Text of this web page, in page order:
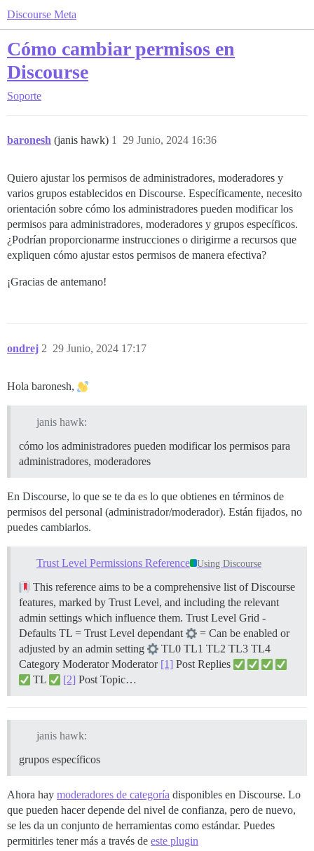
Discourse Meta
Cómo cambiar permisos en
Discourse
Soporte
baronesh (janis hawk) 29 Junio, 2024 16:36
1
Quiero ajustar los permisos de administradores, moderadores y
varios grupos establecidos en Discourse. Específicamente, necesito
orientación sobre cómo los administradores pueden modificar los
permisos para administradores, moderadores y grupos específicos.
¿Podrían proporcionarme instrucciones o dirigirme a recursos que
expliquen cómo ajustar estos permisos de manera efectiva?
¡Gracias de antemano!
ondrej 29 Junio, 2024 17:17
2
Hola baronesh,
janis hawk:
cómo los administradores pueden modificar los permisos para
administradores, moderadores
En Discourse, lo que se te da es lo que obtienes en términos de
permisos del personal (administrador/moderador). Están fijados, no
puedes cambiarlos.
Trust Level Permissions Reference Using Discourse
This reference aims to be a comprehensive list of Discourse
features, marked by Trust Level, and including the relevant
admin settings which influence them. Trust Level Grid -
Defaults TL = Trust Level dependant
= Can be enabled or
adjusted by an admin setting
TL0 TL1 TL2 TL3 TL4
Category Moderator Moderator [1] Post Replies
TL
[2] Post Topic…
janis hawk:
grupos específicos
Ahora hay moderadores de categoría disponibles en Discourse. Lo
que pueden hacer depende del nivel de confianza, pero de nuevo,
se les da un conjunto de herramientas como estándar. Puedes
permitirles tener más a través de este plugin